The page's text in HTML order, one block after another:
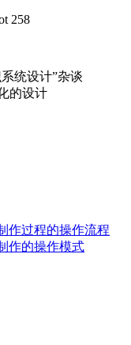
258
统设计”杂谈
的设计
作过程的操作流程
作的操作模式